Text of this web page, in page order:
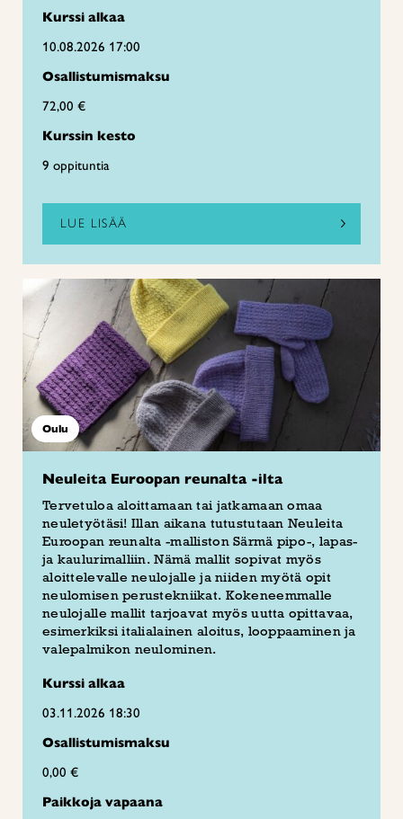
Kurssi alkaa
10.08.2026 17:00
Osallistumismaksu
72,00 €
Kurssin kesto
9 oppituntia
LUE LISÄÄ
Oulu
Neuleita Euroopan reunalta -ilta
Tervetuloa aloittamaan tai jatkamaan omaa
neuletyötäsi! Illan aikana tutustutaan Neuleita
Euroopan reunalta -malliston Särmä pipo-, lapas-
ja kaulurimalliin. Nämä mallit sopivat myös
aloittelevalle neulojalle ja niiden myötä opit
neulomisen perustekniikat. Kokeneemmalle
neulojalle mallit tarjoavat myös uutta opittavaa,
esimerkiksi italialainen aloitus, looppaaminen ja
valepalmikon neulominen.
Kurssi alkaa
03.11.2026 18:30
Osallistumismaksu
0,00 €
Paikkoja vapaana